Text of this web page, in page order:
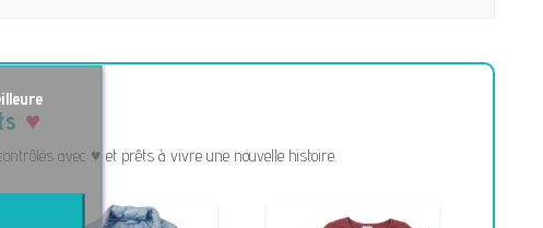
avec ♥ et prêts à vivre une nouvelle histoire.